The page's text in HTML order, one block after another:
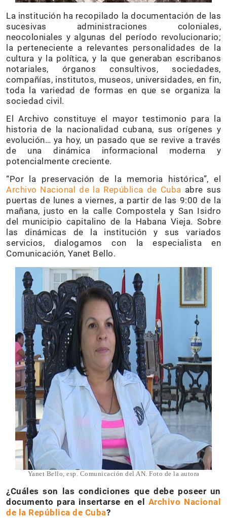
La institución ha recopilado la documentación de las
sucesivas administraciones coloniales,
neocoloniales y algunas del período revolucionario;
la perteneciente a relevantes personalidades de la
cultura y la política, y la que generaban escribanos
notariales, órganos consultivos, sociedades,
compañías, institutos, museos, universidades, en fin,
toda la variedad de formas en que se organiza la
sociedad civil.
El Archivo constituye el mayor testimonio para la
historia de la nacionalidad cubana, sus orígenes y
evolución… ya hoy, un pasado que se revive a través
de una dinámica informacional moderna y
potencialmente creciente.
“Por la preservación de la memoria histórica”, el
Archivo Nacional de la República de Cuba abre sus
puertas de lunes a viernes, a partir de las 9:00 de la
mañana, justo en la calle Compostela y San Isidro
del municipio capitalino de la Habana Vieja. Sobre
las dinámicas de la institución y sus variados
servicios, dialogamos con la especialista en
Comunicación, Yanet Bello.
Yanet Bello, esp. Comunicación del AN. Foto de la autora
¿Cuáles son las condiciones que debe poseer un
documento para insertarse en el Archivo Nacional
de la República de Cuba?